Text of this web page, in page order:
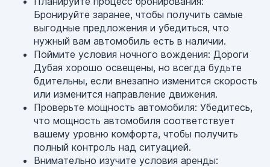
Бронируйте заранее, чтобы получить самые
выгодные предложения и убедиться, что
нужный вам автомобиль есть в наличии.
Поймите условия ночного вождения: Дороги
Дубая хорошо освещены, но всегда будьте
бдительны, если внезапно изменится скорость
или изменится направление движения.
Проверьте мощность автомобиля: Убедитесь,
что мощность автомобиля соответствует
вашему уровню комфорта, чтобы получить
полный контроль над ситуацией.
Внимательно изучите условия аренды: